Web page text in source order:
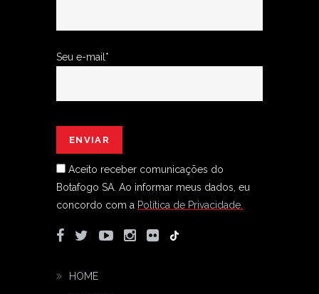
Seu e-mail*
Aceito receber comunicações do
Botafogo SA. Ao informar meus dados, eu
concordo com a Política de Privacidade.
HOME